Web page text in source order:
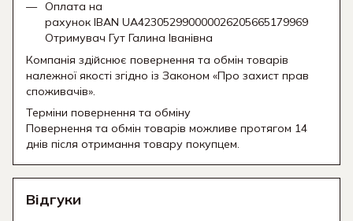
Оплата на
рахунок IBAN UA423052990000026205665179969
Отримувач Гут Галина Іванівна
Компанія здійснює повернення та обмін товарів
належної якості згідно із Законом «Про захист прав
споживачів».
Терміни повернення та обміну
Повернення та обмін товарів можливе протягом 14
днів після отримання товару покупцем.
Відгуки